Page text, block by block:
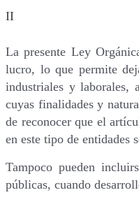
II
La presente Ley
lucro, lo que permite
industriales y laborales,
cuyas finalidades y
de reconocer que el
en este tipo de entidades
Tampoco pueden
públicas, cuando